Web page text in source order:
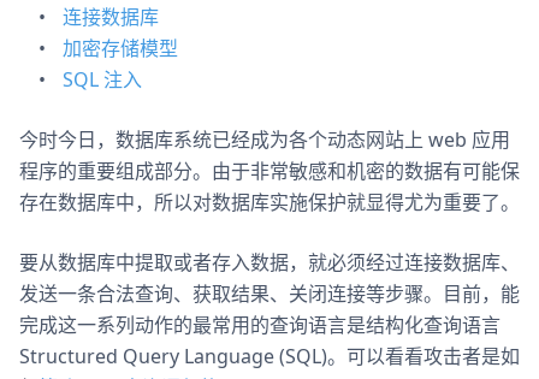
连接数据库
加密存储模型
SQL 注入
今时今日，数据库系统已经成为各个动态网站上 web 应用
程序的重要组成部分。由于非常敏感和机密的数据有可能保
存在数据库中，所以对数据库实施保护就显得尤为重要了。
要从数据库中提取或者存入数据，就必须经过连接数据库、
发送一条合法查询、获取结果、关闭连接等步骤。目前，能
完成这一系列动作的最常用的查询语言是结构化查询语言
Structured Query Language (SQL)。可以看看攻击者是如